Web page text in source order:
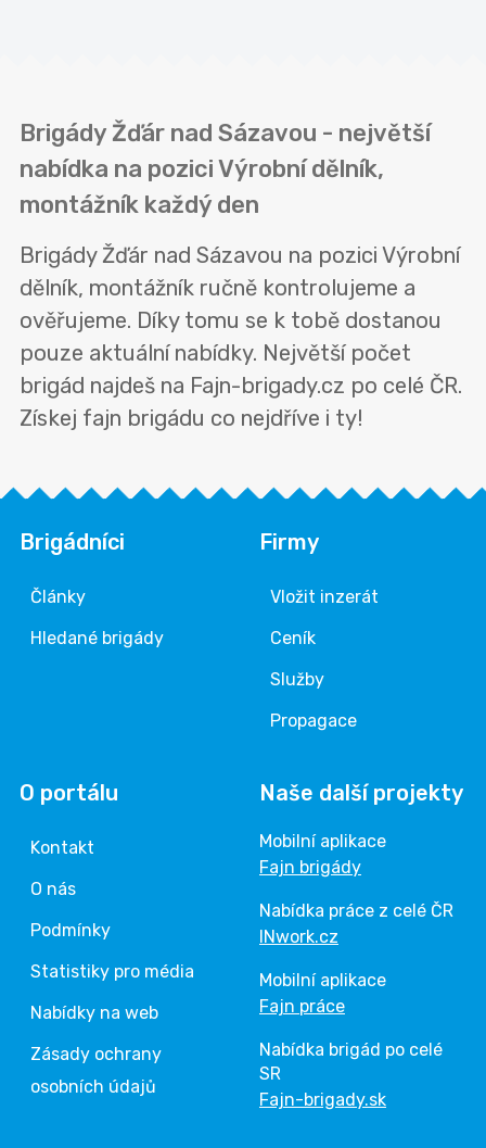
Brigády Žďár nad Sázavou - největší
nabídka na pozici Výrobní dělník,
montážník každý den
Brigády Žďár nad Sázavou na pozici Výrobní
dělník, montážník ručně kontrolujeme a
ověřujeme. Díky tomu se k tobě dostanou
pouze aktuální nabídky. Největší počet
brigád najdeš na Fajn-brigady.cz po celé ČR.
Získej fajn brigádu co nejdříve i ty!
Brigádníci
Články
Hledané brigády
Firmy
Vložit inzerát
Ceník
Služby
Propagace
O portálu
Kontakt
O nás
Podmínky
Statistiky pro média
Nabídky na web
Zásady ochrany
osobních údajů
Naše další projekty
Mobilní aplikace
Fajn brigády
Nabídka práce z celé ČR
INwork.cz
Mobilní aplikace
Fajn práce
Nabídka brigád po celé
SR
Fajn-brigady.sk